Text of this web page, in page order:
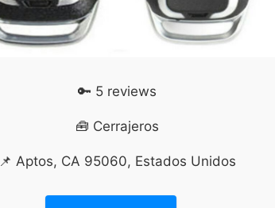
🔑 5 reviews
🧰 Cerrajeros
📌 Aptos, CA 95060, Estados Unidos